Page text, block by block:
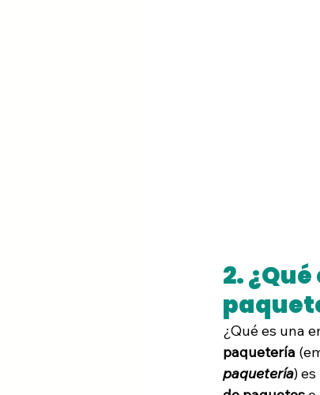
2.
¿Qué es una
paquetería
paquetería)